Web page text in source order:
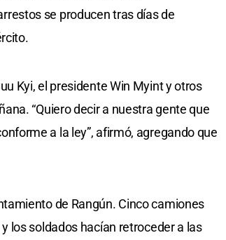
se producen tras días de
Kyi, el presidente Win Myint y otros
“Quiero decir a nuestra gente que
a la ley”, afirmó, agregando que
de Rangún. Cinco camiones
los soldados hacían retroceder a las